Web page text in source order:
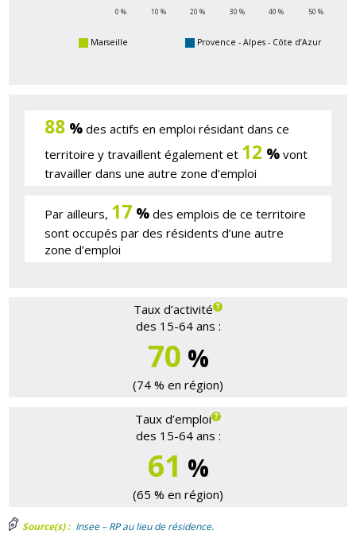
0 % 10 % 20 % 30 % 40 % 50 %
Marseille Provence - Alpes - Côte d’Azur
88 % des actifs en emploi résidant dans ce
territoire y travaillent également et 12 % vont
travailler dans une autre zone d’emploi
Par ailleurs, 17 % des emplois de ce territoire
sont occupés par des résidents d’une autre
zone d’emploi
Taux d’activité
des 15-64 ans :
70 %
(74 % en région)
Taux d’emploi
des 15-64 ans :
61 %
(65 % en région)
Source(s) : Insee – RP au lieu de résidence.